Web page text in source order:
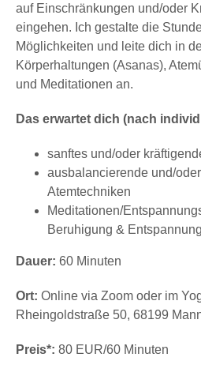
auf Einschränkungen und/oder
eingehen. Ich gestalte die
Möglichkeiten und leite dich in
Körperhaltungen (Asanas),
und Meditationen an.
Das erwartet dich (nach
sanftes und/oder
ausbalancierende und/
Atemtechniken
Meditationen/
Beruhigung &
Dauer: 60 Minuten
Ort: Online via Zoom oder im
Rheingoldstraße 50, 68199
Preis*: 80 EUR/60 Minuten